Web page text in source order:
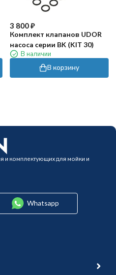
3 800₽
Комплект клапанов UDOR
насоса серии BK (KIT 30)
В наличии
В корзину
и комплектующих для мойки и
Whatsapp